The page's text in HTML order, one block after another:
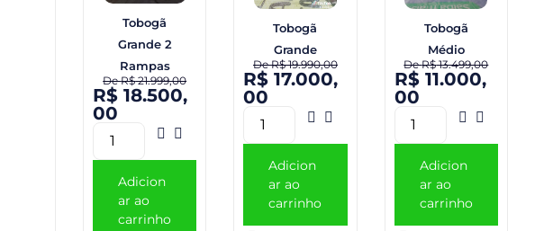
Tobogã
Grande 2
Rampas
DeR$21.999,00
R$ 18.500,
00
Adicion
ar ao
carrinho
Tobogã
Grande
DeR$19.990,00
R$ 17.000,
00
Adicion
ar ao
carrinho
Tobogã
Médio
DeR$13.499,00
R$11.000,
00
Adicion
ar ao
carrinho